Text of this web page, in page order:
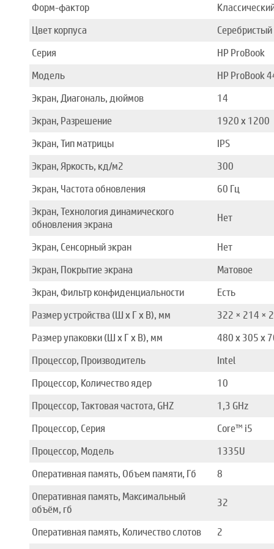
Форм-фактор
Цвет корпуса
Серебристый
Серия
HP ProBook
Модель
HP ProBook
Экран, Диагональ, дюймов
14
Экран, Разрешение
1920 x 1200
Экран, Тип матрицы
IPS
Экран, Яркость, кд/м2
300
Экран, Частота обновления
60 Гц
Экран, Технология динамического
обновления экрана
Нет
Экран, Сенсорный экран
Нет
Экран, Покрытие экрана
Матовое
Экран, Фильтр конфиденциальности
Есть
Размер устройства (Ш x Г x В), мм
322 × 214 ×
Размер упаковки (Ш x Г x В), мм
480 x 305 x
Процессор, Производитель
Intel
Процессор, Количество ядер
10
Процессор, Тактовая частота, GHZ
1,3 GHz
Процессор, Серия
Core™ i5
Процессор, Модель
1335U
Оперативная память, Объем памяти, Гб
8
Оперативная память, Максимальный
объём, гб
32
Оперативная память, Количество слотов
2